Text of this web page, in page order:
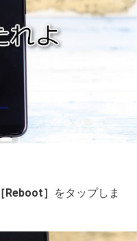
［Reboot］ をタップしま